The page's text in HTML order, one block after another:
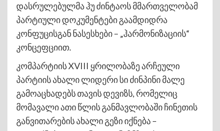
დასრულებულმა ჰუ ძინტაოს მმართველობამ
პარტიული დოკუმენტები გაამდიდრა
კონფუცისგან ნასესხები – „ჰარმონიზაციის“
კონცეფციით.
კომპარტიის XVIII ყრილობაზე არჩეული
პარტიის ახალი ლიდერი სი ძინპინი მალე
გამოაცხადებს თავის დევიზს, რომელიც
მომავალი ათი წლის განმავლობაში ჩინეთის
განვითარების ახალი გეზი იქნება –